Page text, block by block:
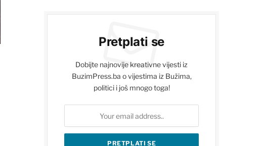
Pretplati se
Dobijte najnovije kreativne vijesti iz
BuzimPress.ba o vijestima iz Bužima,
politici i još mnogo toga!